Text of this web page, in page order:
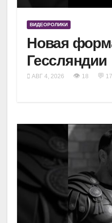
ВИДЕОРОЛИКИ
Новая
Гессляндии
АВГ 4, 2026 👁 18 💬 17